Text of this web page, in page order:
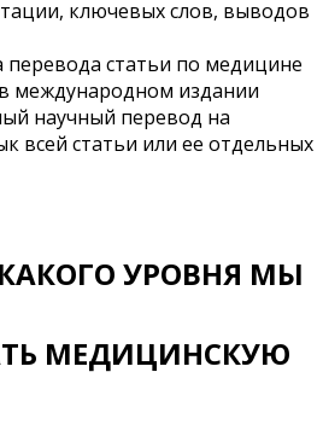
ключевых слов, выводов
перевода статьи по медицине
международном издании
научный перевод на
всей статьи или ее отдельных
УРОВНЯ МЫ
МЕДИЦИНСКУЮ